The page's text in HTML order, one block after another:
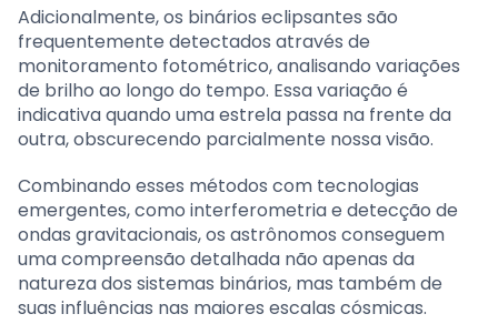
Adicionalmente, os binários eclipsantes são
frequentemente detectados através de
monitoramento fotométrico, analisando variações
de brilho ao longo do tempo. Essa variação é
indicativa quando uma estrela passa na frente da
outra, obscurecendo parcialmente nossa visão.
Combinando esses métodos com tecnologias
emergentes, como interferometria e detecção de
ondas gravitacionais, os astrônomos conseguem
uma compreensão detalhada não apenas da
natureza dos sistemas binários, mas também de
suas influências nas maiores escalas cósmicas.